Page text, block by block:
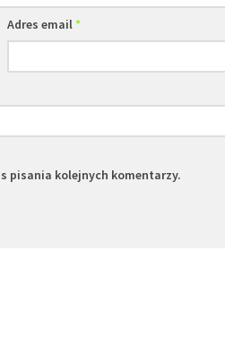
Adres email*
pisania kolejnych komentarzy.